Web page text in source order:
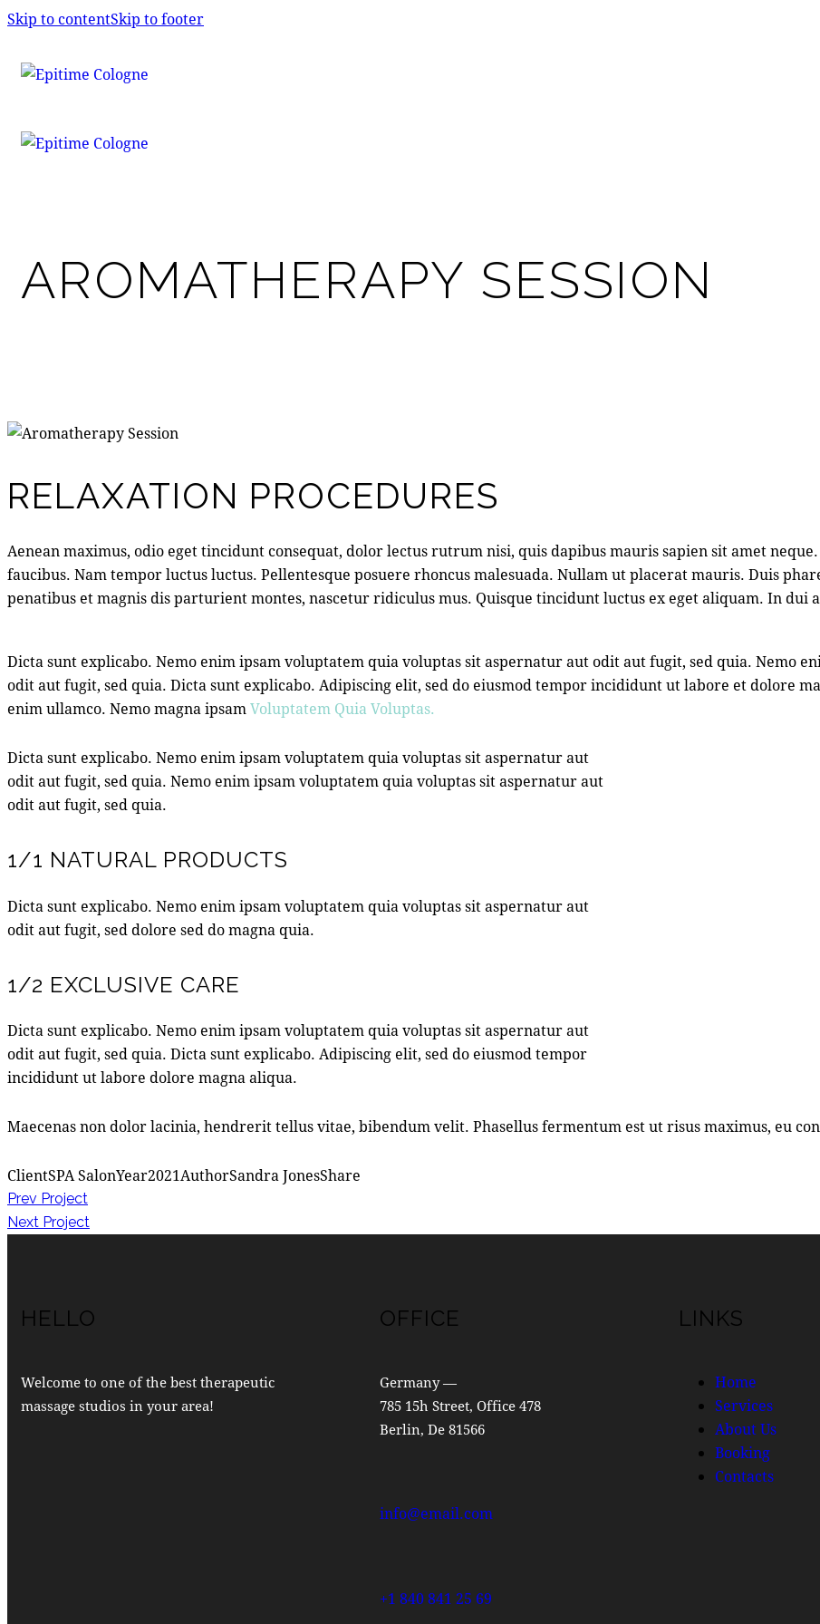
Skip to contentSkip to footer
AROMATHERAPY SESSION
RELAXATION PROCEDURES
Aenean maximus, odio eget tincidunt consequat, dolor lectus rutrum nisi, quis dapibus mauris sapien sit amet
faucibus. Nam tempor luctus luctus. Pellentesque posuere rhoncus malesuada. Nullam ut placerat mauris. Duis
penatibus et magnis dis parturient montes, nascetur ridiculus mus. Quisque tincidunt luctus ex eget aliquam. In dui
Dicta sunt explicabo. Nemo enim ipsam voluptatem quia voluptas sit aspernatur aut odit aut fugit, sed quia. Nemo
odit aut fugit, sed quia. Dicta sunt explicabo. Adipiscing elit, sed do eiusmod tempor incididunt ut labore et dolore
enim ullamco. Nemo magna ipsamVoluptatem Quia Voluptas.
Dicta sunt explicabo. Nemo enim ipsam voluptatem quia voluptas sit aspernatur aut
odit aut fugit, sed quia. Nemo enim ipsam voluptatem quia voluptas sit aspernatur aut
odit aut fugit, sed quia.
1/1 NATURAL PRODUCTS
Dicta sunt explicabo. Nemo enim ipsam voluptatem quia voluptas sit aspernatur aut
odit aut fugit, sed dolore sed do magna quia.
1/2 EXCLUSIVE CARE
Dicta sunt explicabo. Nemo enim ipsam voluptatem quia voluptas sit aspernatur aut
odit aut fugit, sed quia. Dicta sunt explicabo. Adipiscing elit, sed do eiusmod tempor
incididunt ut labore dolore magna aliqua.
Maecenas non dolor lacinia, hendrerit tellus vitae, bibendum velit. Phasellus fermentum est ut risus maximus, eu
ClientSPA SalonYear2021AuthorSandra JonesShare
Prev Project
Next Project
HELLO
Welcome to one of the best therapeutic
massage studios in your area!
OFFICE
Germany —
785 15h Street, Office 478
Berlin, De 81566
info@email.com
+1 840 841 25 69
LINKS
Home
Services
About Us
Booking
Contacts